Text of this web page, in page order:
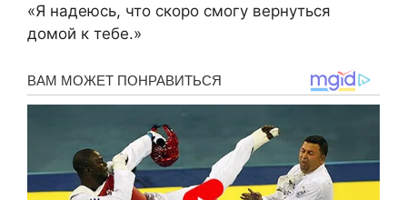
«Я надеюсь, что скоро смогу вернуться
домой к тебе.»